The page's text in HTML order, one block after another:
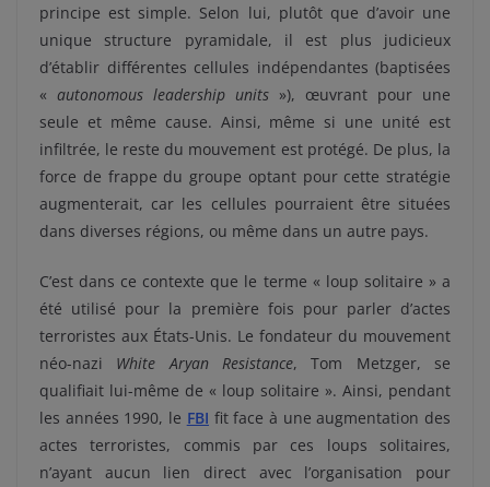
principe est simple. Selon lui, plutôt que d’avoir une
unique structure pyramidale, il est plus judicieux
d’établir différentes cellules indépendantes (baptisées
« autonomous leadership units »), œuvrant pour une
seule et même cause. Ainsi, même si une unité est
infiltrée, le reste du mouvement est protégé. De plus, la
force de frappe du groupe optant pour cette stratégie
augmenterait, car les cellules pourraient être situées
dans diverses régions, ou même dans un autre pays.
C’est dans ce contexte que le terme « loup solitaire » a
été utilisé pour la première fois pour parler d’actes
terroristes aux États-Unis. Le fondateur du mouvement
néo-nazi White Aryan Resistance, Tom Metzger, se
qualifiait lui-même de « loup solitaire ». Ainsi, pendant
les années 1990, le FBI fit face à une augmentation des
actes terroristes, commis par ces loups solitaires,
n’ayant aucun lien direct avec l’organisation pour